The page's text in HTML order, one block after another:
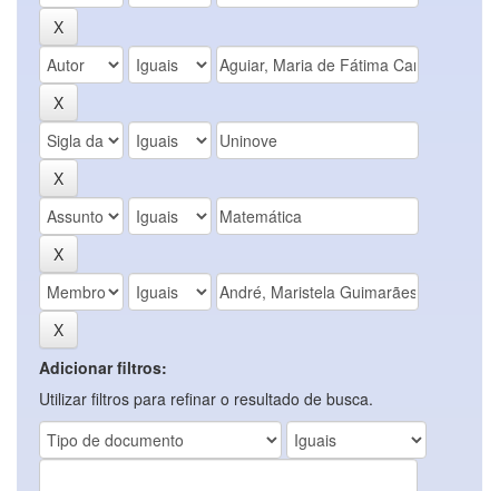
Adicionar filtros:
Utilizar filtros para refinar o resultado de busca.